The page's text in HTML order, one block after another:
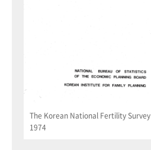
The Korean National Fertility Survey
1974